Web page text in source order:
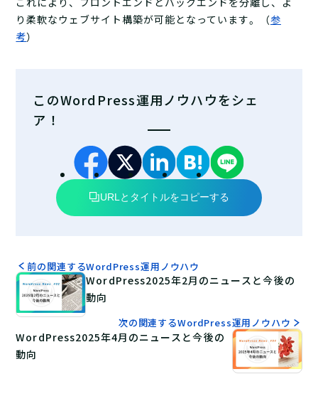
り柔軟なウェブサイト構築が可能となっています。（参
考）
このWordPress運用ノウハウをシェ
ア！
URLとタイトルをコピーする
WordPress2025年2月のニュースと今後の
動向
前の関連するWordPress運用ノウハウ
WordPress2025年4月のニュースと今後の
動向
次の関連するWordPress運用ノウハウ